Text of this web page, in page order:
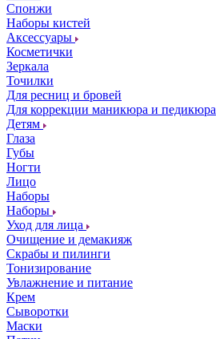
Спонжи
Наборы кистей
Аксессуары
Косметички
Зеркала
Точилки
Для ресниц и бровей
Для коррекции маникюра и педикюра
Детям
Глаза
Губы
Ногти
Лицо
Наборы
Наборы
Уход для лица
Очищение и демакияж
Скрабы и пилинги
Тонизирование
Увлажнение и питание
Крем
Сыворотки
Маски